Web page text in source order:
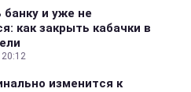
и уже не
как закрыть кабачки в
20:12
изменится к